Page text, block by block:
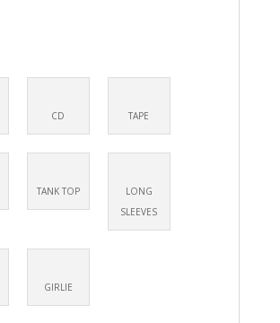
CD TAPE
TANK TOP
LONG
SLEEVES
GIRLIE